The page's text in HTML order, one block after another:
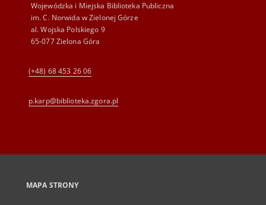
Wojewódzka i Miejska Biblioteka Publiczna
im. C. Norwida w Zielonej Górze
al. Wojska Polskiego 9
65-077 Zielona Góra
(+48) 68 453 26 06
p.karp@biblioteka.zgora.pl
MAPA STRONY